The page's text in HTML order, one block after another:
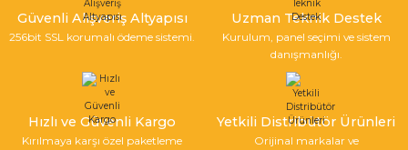
Güvenli Alışveriş Altyapısı
256bit SSL korumalı ödeme sistemi.
Uzman Teknik Destek
Kurulum, panel seçimi ve sistem
danışmanlığı.
Hızlı ve Güvenli Kargo
Kırılmaya karşı özel paketleme
Yetkili Distribütör Ürünleri
Orijinal markalar ve